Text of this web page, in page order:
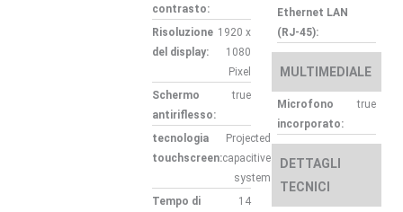
contrasto:
Risoluzione
del display:
1920 x
1080
Pixel
Schermo
antiriflesso:
true
tecnologia
touchscreen:
Projected
capacitive
system
Tempo di
14
Ethernet LAN
(RJ-45):
MULTIMEDIALE
Microfono
incorporato:
true
DETTAGLI
TECNICI